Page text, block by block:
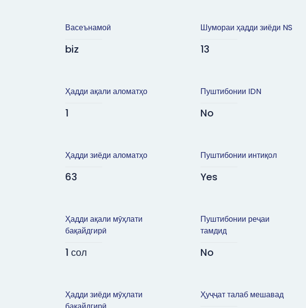
Васеънамоӣ
biz
Ҳадди ақали аломатҳо
1
Ҳадди зиёди аломатҳо
63
Ҳадди ақали мӯҳлати
бақайдгирӣ
1 сол
Ҳадди зиёди мӯҳлати
Шумораи ҳадди зиёди NS
13
Пуштибонии IDN
No
Пуштибонии интиқол
Yes
Пуштибонии реҷаи
тамдид
No
Ҳуҷҷат талаб мешавад